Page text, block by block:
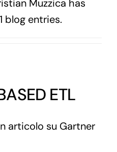
Muzzica has
blog entries.
ETL
articolo su Gartner